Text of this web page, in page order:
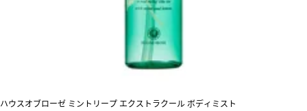
ハウスオブローゼ ミントリープ エクストラクール ボディミスト